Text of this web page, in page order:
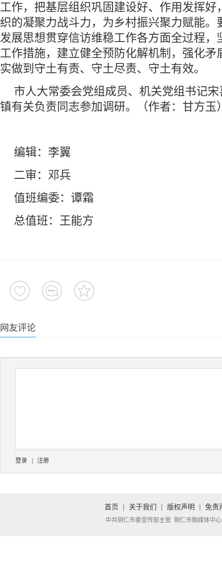
工作，把基层组织巩固建设好、作用发挥好
织的凝聚力战斗力，为乡村振兴聚力赋能。
发展思想贯穿信访维稳工作各方面全过程，
工作措施，建立健全预防化解机制，强化矛
实做到守土有责、守土尽责、守土有效。
市人大常委会党组成员、机关党组书记
镇有关负责同志参加调研。（作者：甘方玉
编辑：李翼
二审：邓兵
值班编委：谭霜
总值班：王能方
网友评论
登录 注册
首页 关于我们 版权声明 免责
中共铜仁市委宣传部主管 铜仁市融媒体中心